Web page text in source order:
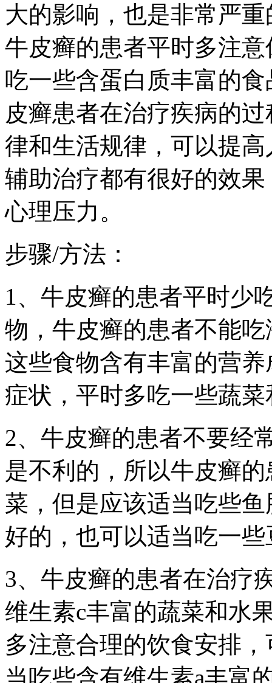
大的影响，也是非常严
牛皮癣的患者平时多注
吃一些含蛋白质丰富的
皮癣患者在治疗疾病的
律和生活规律，可以提
辅助治疗都有很好的效
心理压力。
步骤/方法：
1、牛皮癣的患者平时少
物，牛皮癣的患者不能
这些食物含有丰富的营
症状，平时多吃一些蔬
2、牛皮癣的患者不要经
是不利的，所以牛皮癣
菜，但是应该适当吃些
好的，也可以适当吃一
3、牛皮癣的患者在治疗
维生素c丰富的蔬菜和水
多注意合理的饮食安排
当吃些含有维生素a丰富